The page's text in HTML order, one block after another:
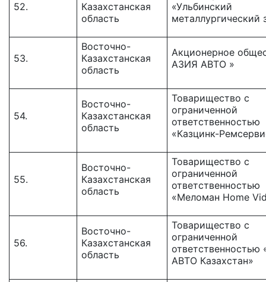
52.
Казахстанская
область
«Ульбинский
металлургический
53.
Восточно-
Казахстанская
область
Акционерное
АЗИЯ АВТО »
54.
Восточно-
Казахстанская
область
Товарищество с
ограниченной
ответственностью
«Казцинк-
55.
Восточно-
Казахстанская
область
Товарищество с
ограниченной
ответственностью
«Меломан Home
56.
Восточно-
Казахстанская
область
Товарищество c
ограниченной
АВТО Казахстан»